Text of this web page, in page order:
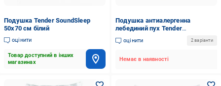
Подушка Tender SoundSleep
50x70 см білий
оцінити
Товар доступний в інших
магазинах
Подушка антиалергенна
лебединий пух Tender
SoundSleep 50x70 см білий
оцінити 2 варіанти
Немає в наявності